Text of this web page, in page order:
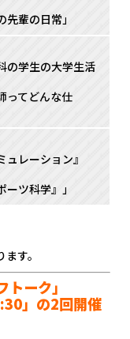
輩の日常」
の学生の大学生活
ってどんな仕
レーション』
ツ科学』」
す。
ーク」
」の2回開催